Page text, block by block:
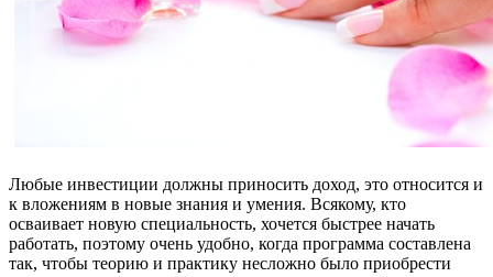
Любые инвестиции должны приносить доход, это относится и
к вложениям в новые знания и умения. Всякому, кто
осваивает новую специальность, хочется быстрее начать
работать, поэтому очень удобно, когда программа составлена
так, чтобы теорию и практику несложно было приобрести